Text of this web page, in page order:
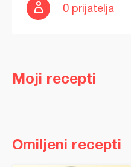
0 prijatelja
Moji recepti
Omiljeni recepti